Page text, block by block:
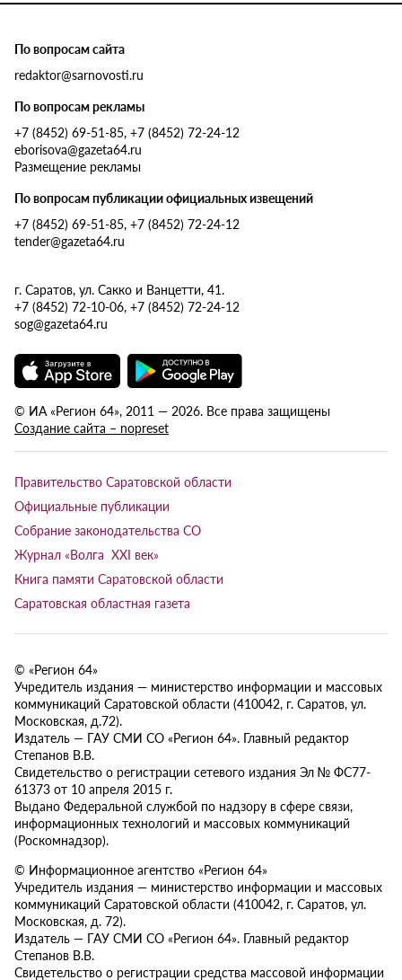
По вопросам сайта
redaktor@sarnovosti.ru
По вопросам рекламы
+7 (8452) 69-51-85, +7 (8452) 72-24-12
eborisova@gazeta64.ru
Размещение рекламы
По вопросам публикации официальных извещений
+7 (8452) 69-51-85, +7 (8452) 72-24-12
tender@gazeta64.ru
г. Саратов, ул. Сакко и Ванцетти, 41.
+7 (8452) 72-10-06, +7 (8452) 72-24-12
sog@gazeta64.ru
© ИА «Регион 64», 2011 — 2026. Все права защищены
Создание сайта – nopreset
Правительство Саратовской области
Официальные публикации
Собрание законодательства СО
Журнал «Волга XXI век»
Книга памяти Саратовской области
Саратовская областная газета
© «Регион 64»
Учредитель издания — министерство информации и массовых
коммуникаций Саратовской области (410042, г. Саратов, ул.
Московская, д.72).
Издатель — ГАУ СМИ СО «Регион 64». Главный редактор
Степанов В.В.
Свидетельство о регистрации сетевого издания Эл № ФС77-
61373 от 10 апреля 2015 г.
Выдано Федеральной службой по надзору в сфере связи,
информационных технологий и массовых коммуникаций
(Роскомнадзор).
© Информационное агентство «Регион 64»
Учредитель издания — министерство информации и массовых
коммуникаций Саратовской области (410042, г. Саратов, ул.
Московская, д. 72).
Издатель — ГАУ СМИ СО «Регион 64». Главный редактор
Степанов В.В.
Свидетельство о регистрации средства массовой информации